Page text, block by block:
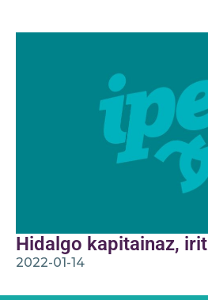
Hidalgo kapitainaz,
2022-01-14